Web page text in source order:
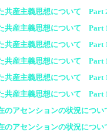
共産主義思想について Part
共産主義思想について Part
共産主義思想について Part
共産主義思想について Part
共産主義思想について Part
共産主義思想について Part
のアセンションの状況につ
のアセンションの状況につ